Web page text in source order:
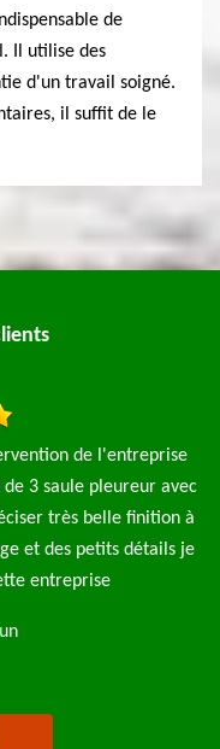
de
Il utilise des
d'un travail soigné.
il suffit de le
MP Elagage
intervenu rapidement je
De Tony